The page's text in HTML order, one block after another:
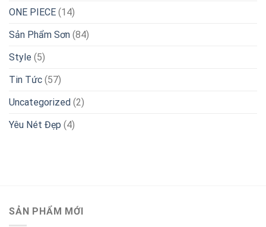
ONE PIECE (14)
Sản Phẩm Sơn (84)
Style (5)
Tin Tức (57)
Uncategorized (2)
Yêu Nét Đẹp (4)
SẢN PHẨM MỚI